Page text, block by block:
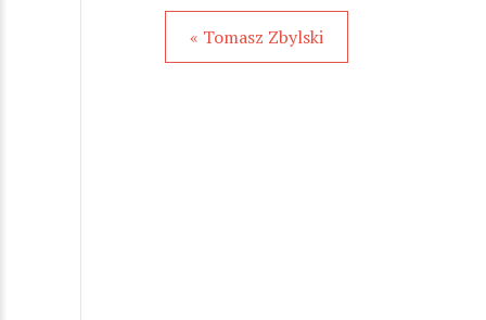
« Tomasz Zbylski